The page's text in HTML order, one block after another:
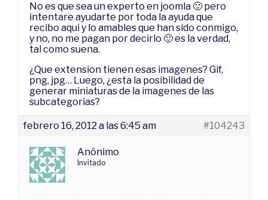
No es que sea un experto en joomla 🙂 pero
intentare ayudarte por toda la ayuda que
recibo aqui y lo amables que han sido conmigo,
y no, no me pagan por decirlo 🙂 es la verdad,
tal como suena.
¿Que extension tienen esas imagenes? Gif,
png, jpg… Luego, ¿esta la posibilidad de
generar miniaturas de la imagenes de las
subcategorias?
febrero 16, 2012 a las 6:45 am #104243
Anónimo
Invitado